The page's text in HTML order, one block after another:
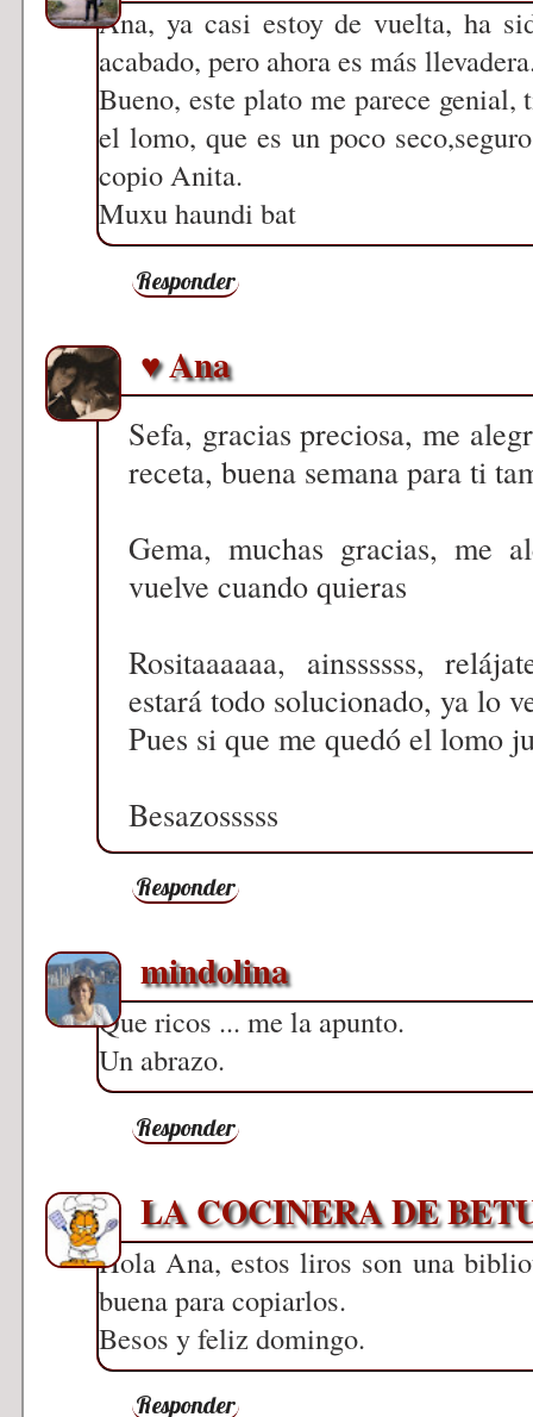
Ana, ya casi estoy de vuelta, ha
acabado, pero ahora es más
Bueno, este plato me parece genial,
el lomo, que es un poco
copio Anita.
Muxu haundi bat
Responder
♥ Ana
Sefa, gracias preciosa, me
receta, buena semana para ti
Gema, muchas gracias, me
vuelve cuando quieras
Rositaaaaaa, ainssssss,
estará todo solucionado, ya lo
Pues si que me quedó el lomo
Besazosssss
Responder
mindolina
Que ricos ... me la apunto.
Un abrazo.
Responder
LA COCINERA DE
Hola Ana, estos liros son una
buena para copiarlos.
Besos y feliz domingo.
Responder